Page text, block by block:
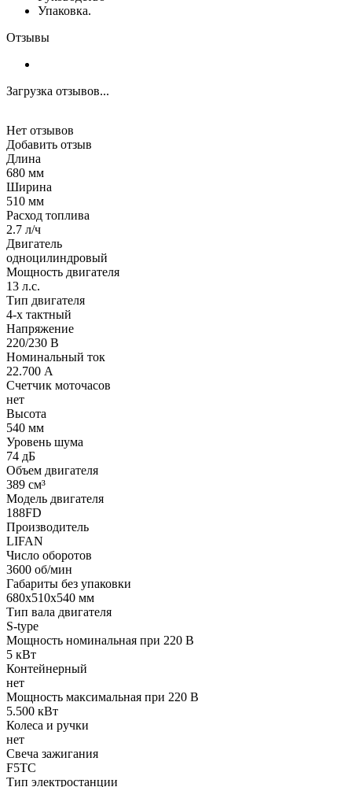
Упаковка.
Отзывы
Загрузка отзывов...
Нет отзывов
Добавить отзыв
Длина
680 мм
Ширина
510 мм
Расход топлива
2.7 л/ч
Двигатель
одноцилиндровый
Мощность двигателя
13 л.с.
Тип двигателя
4-х тактный
Напряжение
220/230 В
Номинальный ток
22.700 А
Счетчик моточасов
нет
Высота
540 мм
Уровень шума
74 дБ
Объем двигателя
389 см³
Модель двигателя
188FD
Производитель
LIFAN
Число оборотов
3600 об/мин
Габариты без упаковки
680х510х540 мм
Тип вала двигателя
S-type
Мощность номинальная при 220 В
5 кВт
Контейнерный
нет
Мощность максимальная при 220 В
5.500 кВт
Колеса и ручки
нет
Свеча зажигания
F5TC
Тип электростанции